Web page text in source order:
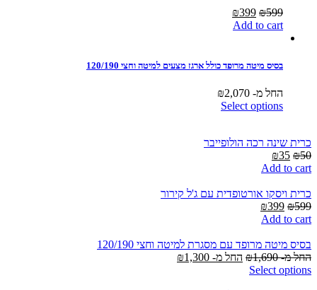
₪599
Original
price
₪399
Add to cart
בסיס מיטה מרופד כולל ארגז מצעים למיטה וחצי 120/190
החל מ- ₪2,070
Select options
כרית שינה רכה הולופייבר
₪50
Original
price
₪50.
₪35
price
₪35.
Add to cart
כרית ויסקו אורטופדית עם ג'ל קירור
₪599
Original
price
₪599.
₪399
₪399.
Add to cart
בסיס מיטה מרופד עם מסגרת למיטה וחצי 120/190
החל מ-
₪1,690 החל מ- ₪1,300
Select options